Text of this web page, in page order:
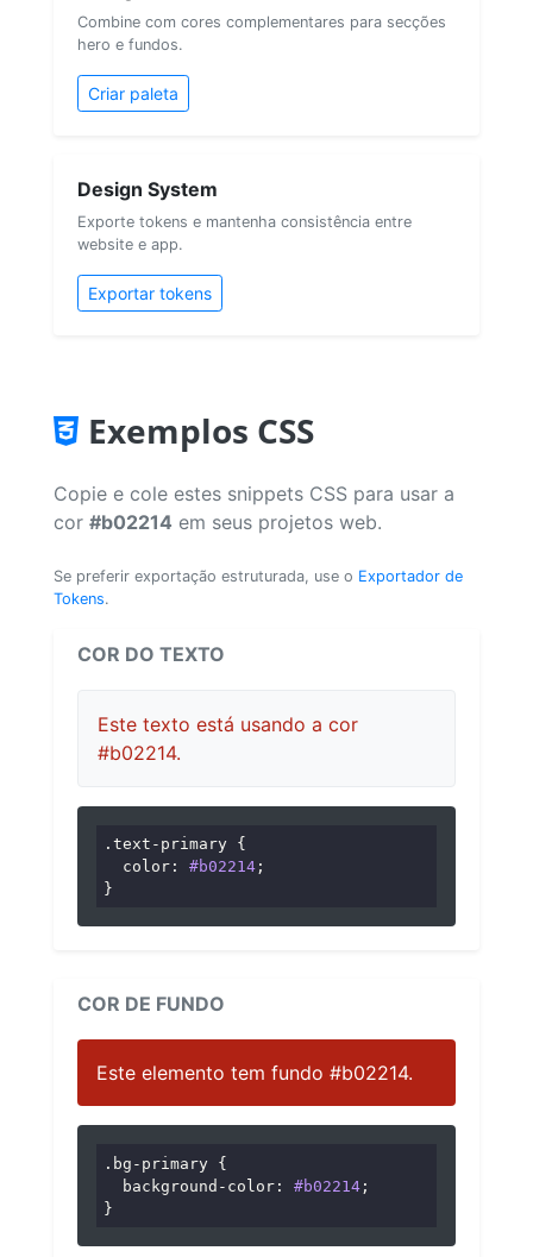
Combine com cores complementares para secções
hero e fundos.
Criar paleta
Design System
Exporte tokens e mantenha consistência entre
website e app.
Exportar tokens
Exemplos CSS
Copie e cole estes snippets CSS para usar a
cor #b02214 em seus projetos web.
Se preferir exportação estruturada, use o Exportador de
Tokens.
COR DO TEXTO
Este texto está usando a cor
#b02214.
.text-primary {
color : #b02214 ;
}
COR DE FUNDO
Este elemento tem fundo #b02214.
.bg-primary {
background-color : #b02214 ;
}